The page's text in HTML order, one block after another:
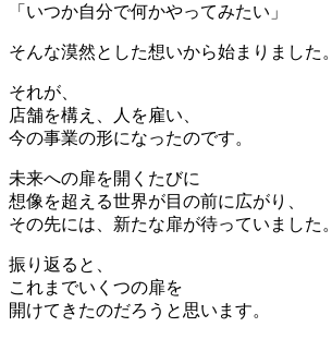
「いつか自分で何かやってみたい」
そんな漠然とした想いから始まりました。
それが、
店舗を構え、人を雇い、
今の事業の形になったのです。
未来への扉を開くたびに
想像を超える世界が目の前に広がり、
その先には、新たな扉が待っていました。
振り返ると、
これまでいくつの扉を
開けてきたのだろうと思います。